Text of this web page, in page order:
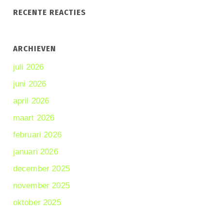
RECENTE REACTIES
ARCHIEVEN
juli 2026
juni 2026
april 2026
maart 2026
februari 2026
januari 2026
december 2025
november 2025
oktober 2025